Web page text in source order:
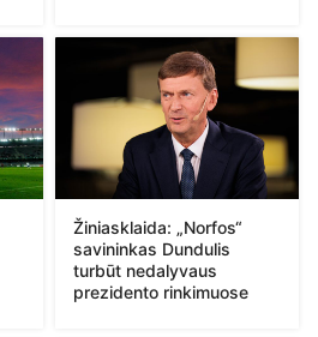
Žiniasklaida: „Norfos“
savininkas Dundulis
turbūt nedalyvaus
prezidento rinkimuose